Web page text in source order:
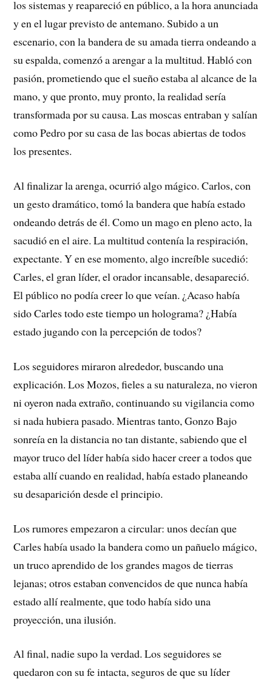
los sistemas y reapareció en público, a la hora anunciada
y en el lugar previsto de antemano. Subido a un
escenario, con la bandera de su amada tierra ondeando a
su espalda, comenzó a arengar a la multitud. Habló con
pasión, prometiendo que el sueño estaba al alcance de la
mano, y que pronto, muy pronto, la realidad sería
transformada por su causa. Las moscas entraban y salían
como Pedro por su casa de las bocas abiertas de todos
los presentes.
Al finalizar la arenga, ocurrió algo mágico. Carlos, con
un gesto dramático, tomó la bandera que había estado
ondeando detrás de él. Como un mago en pleno acto, la
sacudió en el aire. La multitud contenía la respiración,
expectante. Y en ese momento, algo increíble sucedió:
Carles, el gran líder, el orador incansable, desapareció.
El público no podía creer lo que veían. ¿Acaso había
sido Carles todo este tiempo un holograma? ¿Había
estado jugando con la percepción de todos?
Los seguidores miraron alrededor, buscando una
explicación. Los Mozos, fieles a su naturaleza, no vieron
ni oyeron nada extraño, continuando su vigilancia como
si nada hubiera pasado. Mientras tanto, Gonzo Bajo
sonreía en la distancia no tan distante, sabiendo que el
mayor truco del líder había sido hacer creer a todos que
estaba allí cuando en realidad, había estado planeando
su desaparición desde el principio.
Los rumores empezaron a circular: unos decían que
Carles había usado la bandera como un pañuelo mágico,
un truco aprendido de los grandes magos de tierras
lejanas; otros estaban convencidos de que nunca había
estado allí realmente, que todo había sido una
proyección, una ilusión.
Al final, nadie supo la verdad. Los seguidores se
quedaron con su fe intacta, seguros de que su líder